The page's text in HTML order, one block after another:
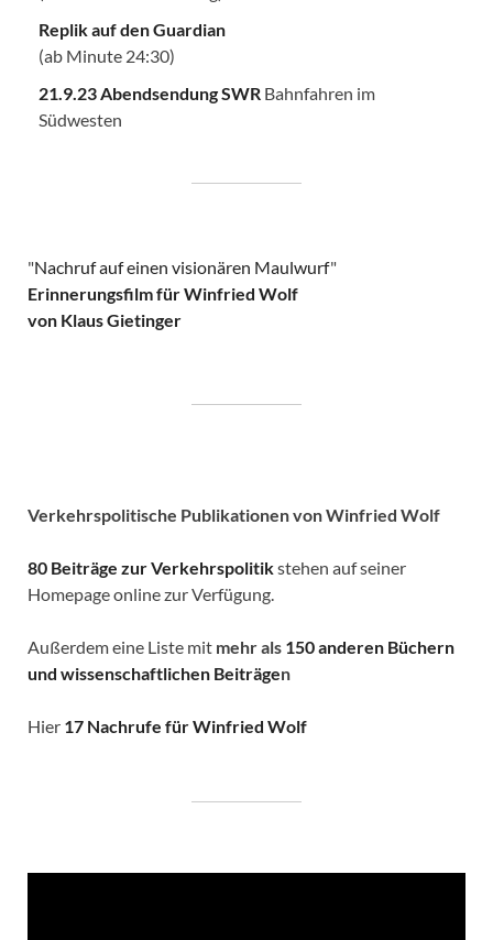
Replik auf den Guardian
(ab Minute 24:30)
21.9.23 Abendsendung SWR Bahnfahren im
Südwesten
"Nachruf auf einen visionären Maulwurf"
Erinnerungsfilm für Winfried Wolf
von Klaus Gietinger
Verkehrspolitische Publikationen von Winfried Wolf
80 Beiträge zur Verkehrspolitikstehen auf seiner
Homepage online zur Verfügung.
Außerdem eine Liste mit mehr als 150 anderen Büchern
und wissenschaftlichen Beiträgen
Hier 17 Nachrufe für Winfried Wolf